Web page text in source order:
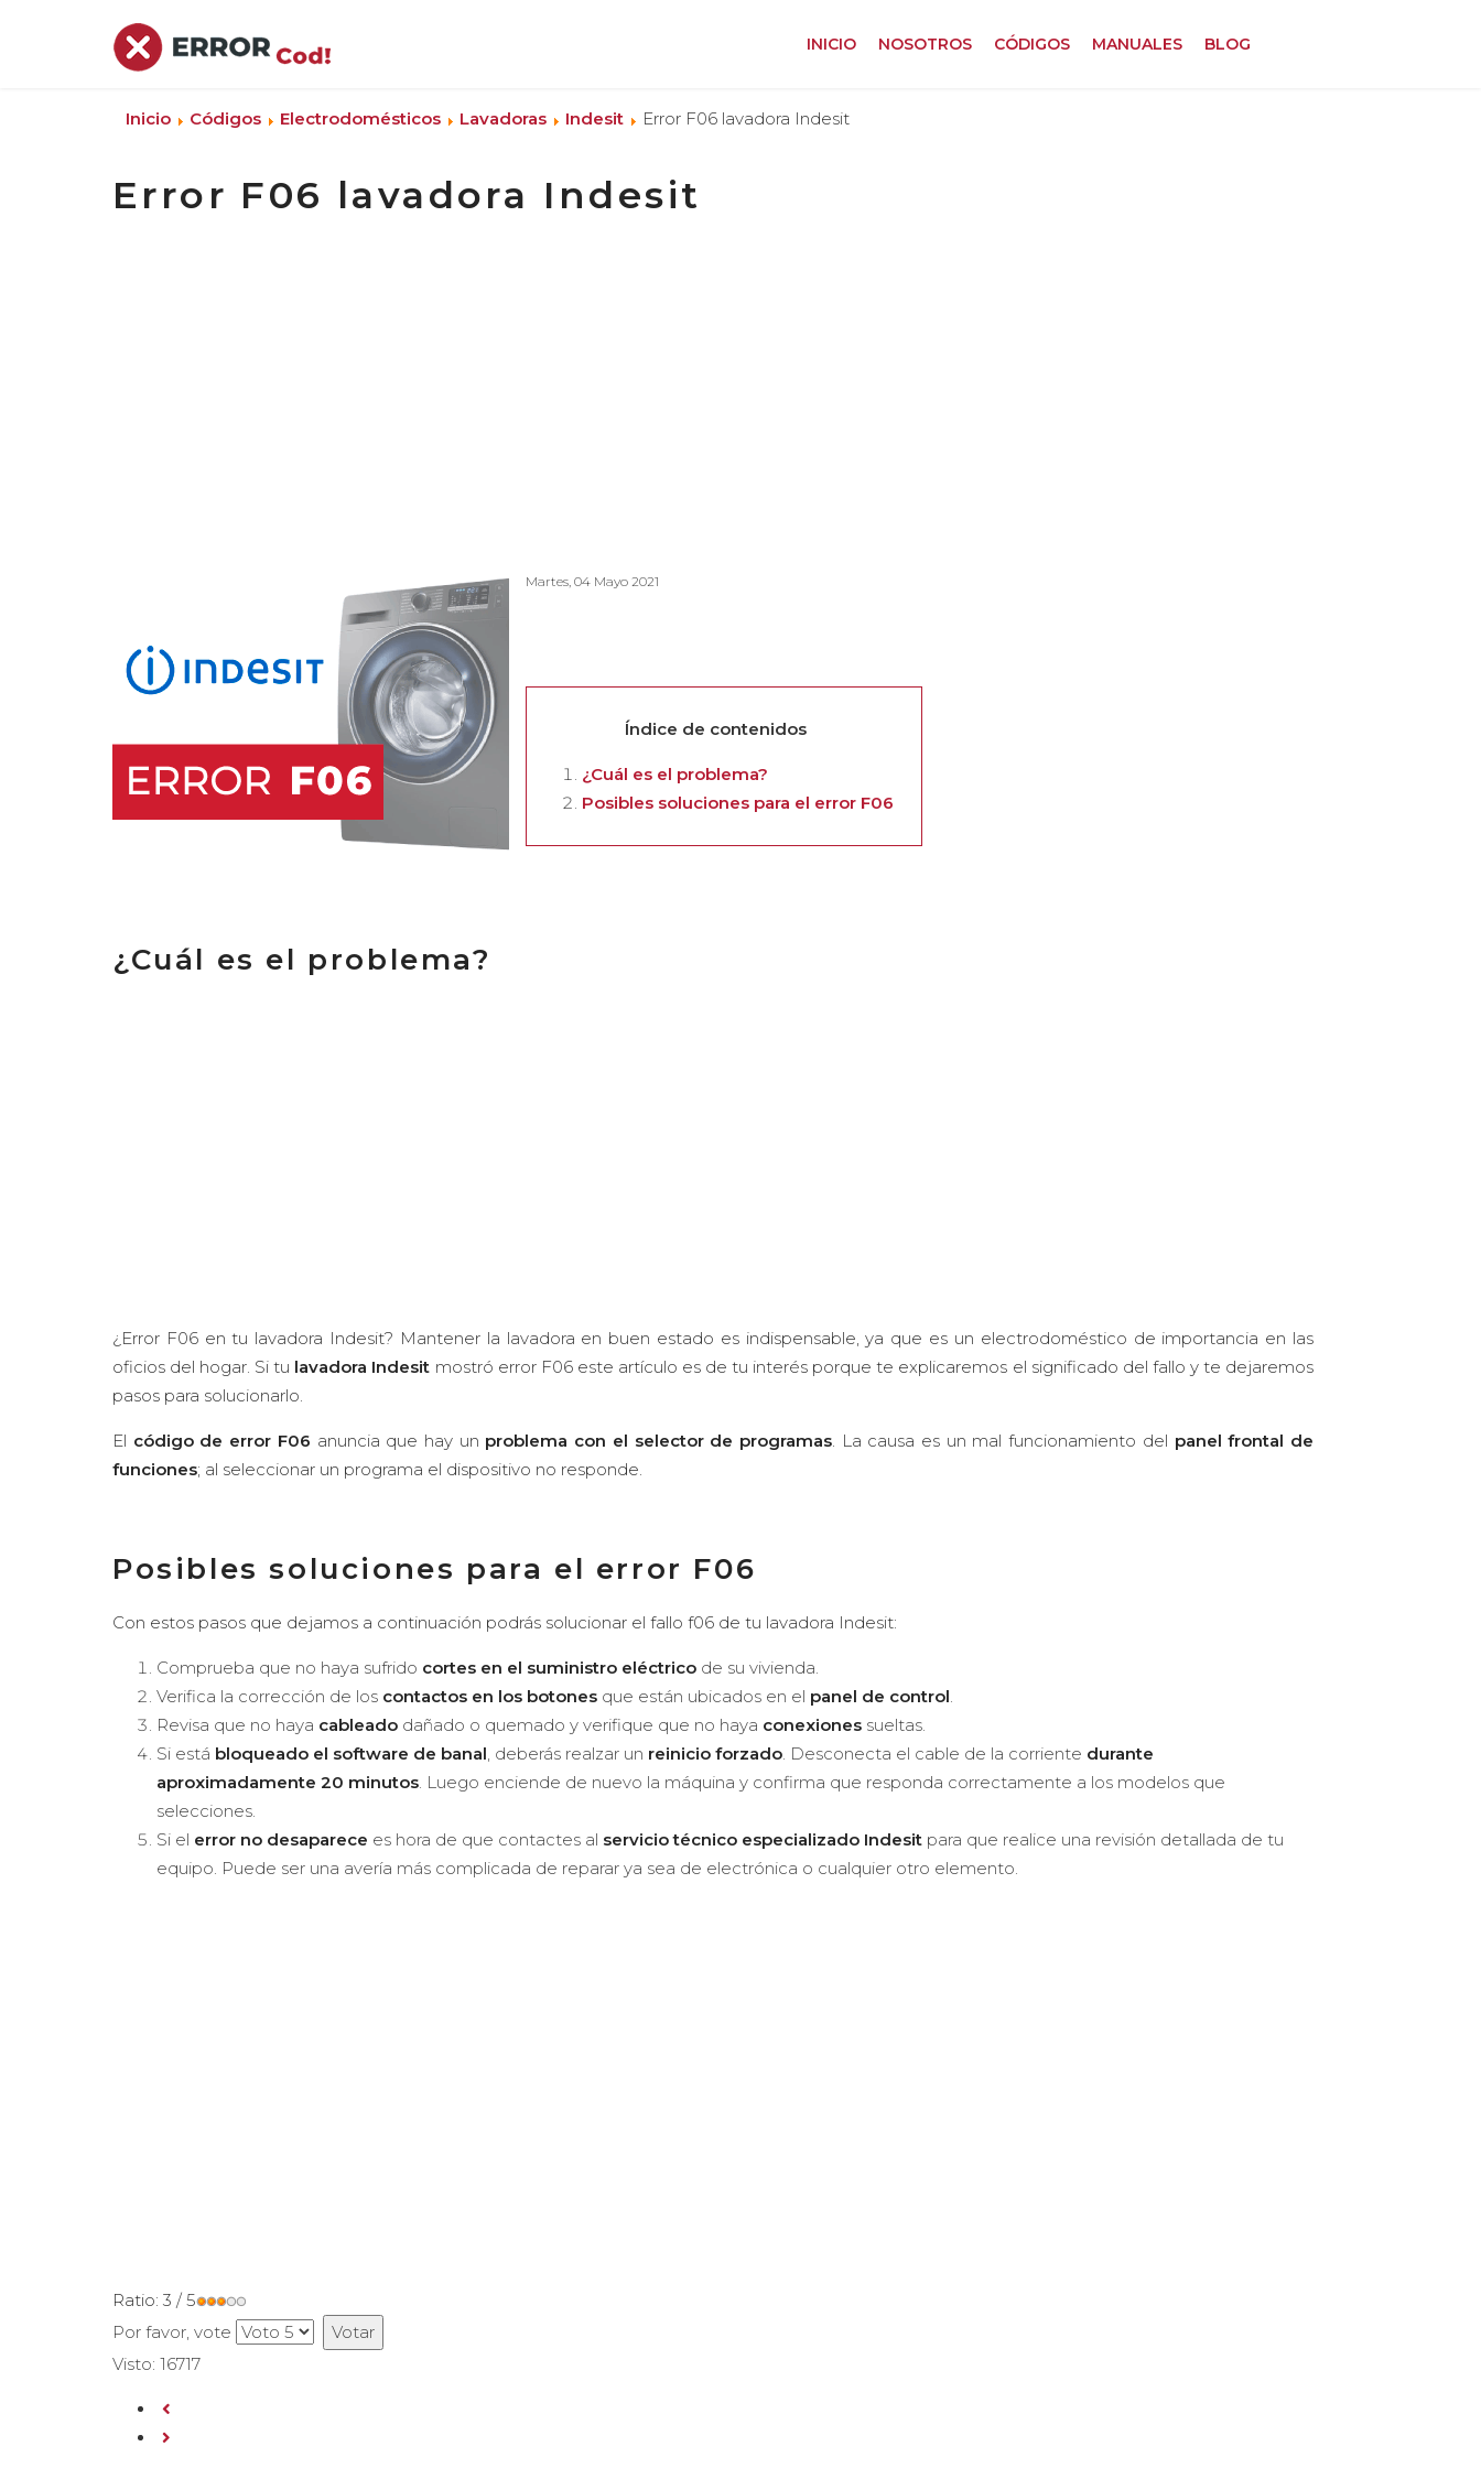
INICIO NOSOTROS CÓDIGOS MANUALES BLOG
Inicio Códigos Electrodomésticos Lavadoras Indesit Error F06 lavadora Indesit
Error F06 lavadora Indesit
Martes, 04 Mayo 2021
Índice de contenidos
¿Cuál es el problema?
Posibles soluciones para el error F06
¿Cuál es el problema?
¿Error F06 en tu lavadora Indesit? Mantener la lavadora en buen estado es indispensable, ya que es un electrodoméstico de importancia en las
oficios del hogar. Si tu lavadora Indesit mostró error F06 este artículo es de tu interés porque te explicaremos el significado del fallo y te dejaremos
pasos para solucionarlo.
El código de error F06 anuncia que hay un problema con el selector de programas. La causa es un mal funcionamiento del panel frontal de
funciones; al seleccionar un programa el dispositivo no responde.
Posibles soluciones para el error F06
Con estos pasos que dejamos a continuación podrás solucionar el fallo f06 de tu lavadora Indesit:
Comprueba que no haya sufrido cortes en el suministro eléctrico de su vivienda.
Verifica la corrección de los contactos en los botones que están ubicados en el panel de control.
Revisa que no haya cableado dañado o quemado y verifique que no haya conexiones sueltas.
Si está bloqueado el software de banal, deberás realzar un reinicio forzado. Desconecta el cable de la corriente durante
aproximadamente 20 minutos. Luego enciende de nuevo la máquina y confirma que responda correctamente a los modelos que
selecciones.
Si el error no desaparece es hora de que contactes al servicio técnico especializado Indesit para que realice una revisión detallada de tu
equipo. Puede ser una avería más complicada de reparar ya sea de electrónica o cualquier otro elemento.
Ratio: 3 / 5
Por favor, vote
Visto: 16717